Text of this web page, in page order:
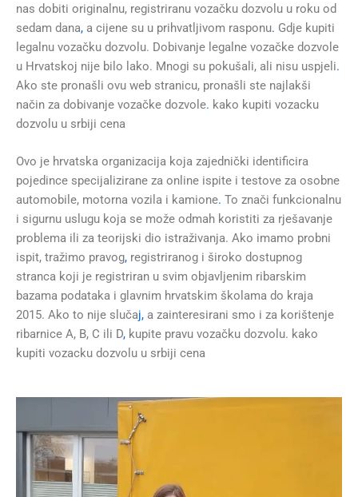
nas dobiti originalnu, registriranu vozačku dozvolu u roku od
sedam dana, a cijene su u prihvatljivom rasponu. Gdje kupiti
legalnu vozačku dozvolu. Dobivanje legalne vozačke dozvole
u Hrvatskoj nije bilo lako. Mnogi su pokušali, ali nisu uspjeli.
Ako ste pronašli ovu web stranicu, pronašli ste najlakši
način za dobivanje vozačke dozvole. kako kupiti vozacku
dozvolu u srbiji cena
Ovo je hrvatska organizacija koja zajednički identificira
pojedince specijalizirane za online ispite i testove za osobne
automobile, motorna vozila i kamione. To znači funkcionalnu
i sigurnu uslugu koja se može odmah koristiti za rješavanje
problema ili za teorijski dio istraživanja. Ako imamo probni
ispit, tražimo pravog, registriranog i široko dostupnog
stranca koji je registriran u svim objavljenim ribarskim
bazama podataka i glavnim hrvatskim školama do kraja
2015. Ako to nije slučaj, a zainteresirani smo i za korištenje
ribarnice A, B, C ili D, kupite pravu vozačku dozvolu. kako
kupiti vozacku dozvolu u srbiji cena